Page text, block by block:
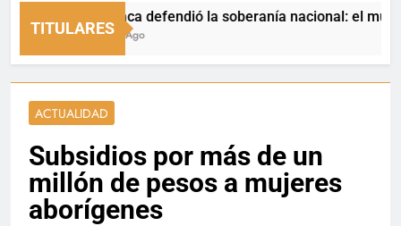
TITULARES
La Quiaca defendió la soberanía nacional: el
10 Horas Ago
ACTUALIDAD
Subsidios por más de un
millón de pesos a mujeres
aborígenes